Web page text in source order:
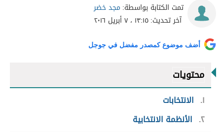
تمت الكتابة بواسطة: مجد خضر
آخر تحديث:١٣:١٥ ، ٧ أبريل ٢٠١٦
أضف موضوع كمصدر مفضل في جوجل
محتويات
١
الانتخابات
٢ الأنظمة الانتخابية